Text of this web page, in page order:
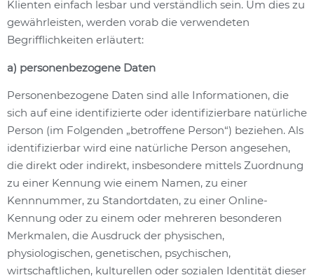
Klienten einfach lesbar und verständlich sein. Um dies zu
gewährleisten, werden vorab die verwendeten
Begrifflichkeiten erläutert:
a) personenbezogene Daten
Personenbezogene Daten sind alle Informationen, die
sich auf eine identifizierte oder identifizierbare natürliche
Person (im Folgenden „betroffene Person“) beziehen. Als
identifizierbar wird eine natürliche Person angesehen,
die direkt oder indirekt, insbesondere mittels Zuordnung
zu einer Kennung wie einem Namen, zu einer
Kennnummer, zu Standortdaten, zu einer Online-
Kennung oder zu einem oder mehreren besonderen
Merkmalen, die Ausdruck der physischen,
physiologischen, genetischen, psychischen,
wirtschaftlichen, kulturellen oder sozialen Identität dieser